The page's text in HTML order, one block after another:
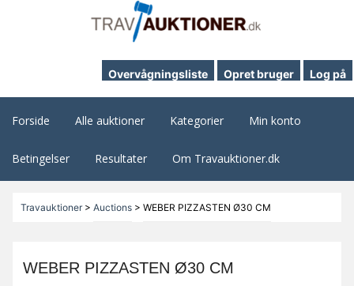
Overvågningsliste Opret bruger Log på
Forside Alle auktioner Kategorier Min konto
Betingelser Resultater Om Travauktioner.dk
Travauktioner> Auctions> WEBER PIZZASTEN Ø30 CM
WEBER PIZZASTEN Ø30 CM